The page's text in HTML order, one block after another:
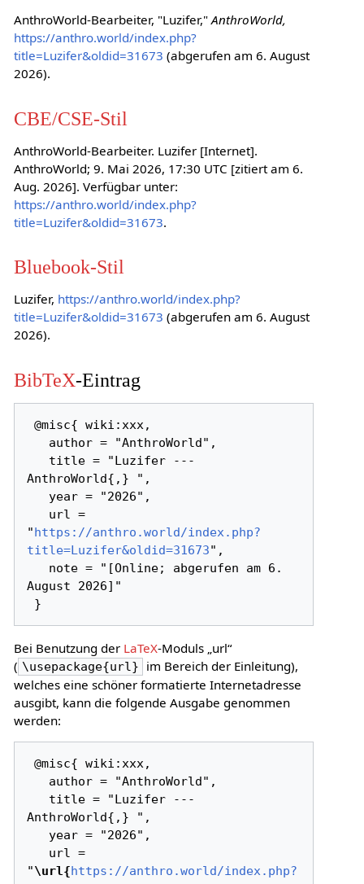
AnthroWorld-Bearbeiter, "Luzifer,"AnthroWorld,
https://anthro.world/index.php?
title=Luzifer&oldid=31673 (abgerufen am 6. August
2026).
CBE/CSE-Stil
AnthroWorld-Bearbeiter. Luzifer [Internet].
AnthroWorld; 9. Mai 2026, 17:30 UTC [zitiert am 6.
Aug. 2026]. Verfügbar unter:
https://anthro.world/index.php?
title=Luzifer&oldid=31673.
Bluebook-Stil
Luzifer, https://anthro.world/index.php?
title=Luzifer&oldid=31673 (abgerufen am 6. August
2026).
BibTeX-Eintrag
@misc{ wiki:xxx,
AnthroWorld{,} ",
"https://anthro.world/index.php?
title=Luzifer&oldid=31673",
August 2026]"
Bei Benutzung der LaTeX-Moduls „url“
( \usepackage{url}
im Bereich der Einleitung),
welches eine schöner formatierte Internetadresse
ausgibt, kann die folgende Ausgabe genommen
werden:
@misc{ wiki:xxx,
AnthroWorld{,} ",
"\url{https://anthro.world/index.php?